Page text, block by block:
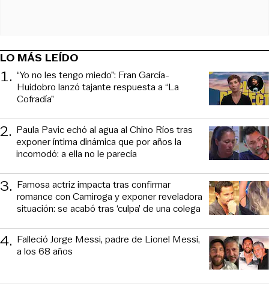
LO MÁS LEÍDO
1. “Yo no les tengo miedo”: Fran García-
Huidobro lanzó tajante respuesta a “La
Cofradía”
2. Paula Pavic echó al agua al Chino Ríos tras
exponer íntima dinámica que por años la
incomodó: a ella no le parecía
3. Famosa actriz impacta tras confirmar
romance con Camiroga y exponer reveladora
situación: se acabó tras ‘culpa’ de una colega
4. Falleció Jorge Messi, padre de Lionel Messi,
a los 68 años